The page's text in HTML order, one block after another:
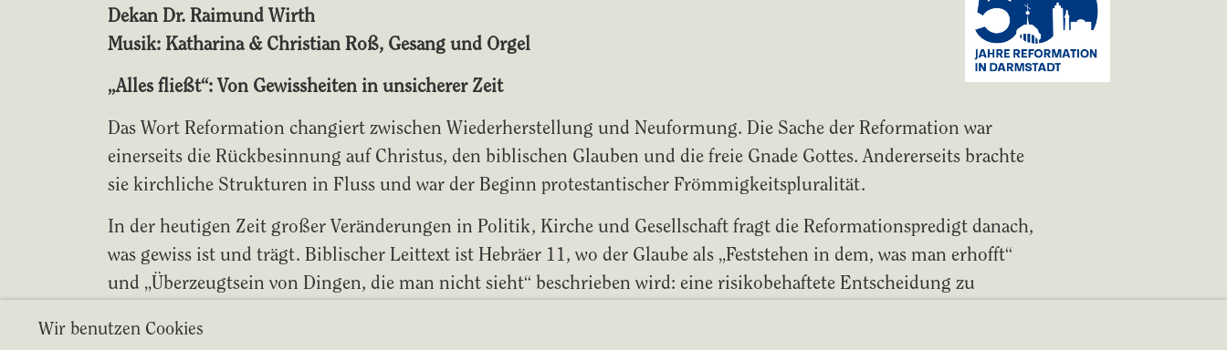
Dekan Dr. Raimund Wirth
Musik: Katharina & Christian Roß, Gesang und Orgel
„Alles fließt“: Von Gewissheiten in unsicherer Zeit
Das Wort Reformation changiert zwischen Wiederherstellung und Neuformung. Die Sache der Reformation war
einerseits die Rückbesinnung auf Christus, den biblischen Glauben und die freie Gnade Gottes. Andererseits brachte
sie kirchliche Strukturen in Fluss und war der Beginn protestantischer Frömmigkeitspluralität.
In der heutigen Zeit großer Veränderungen in Politik, Kirche und Gesellschaft fragt die Reformationspredigt danach,
was gewiss ist und trägt. Biblischer Leittext ist Hebräer 11, wo der Glaube als „Feststehen in dem, was man erhofft“
und „Überzeugtsein von Dingen, die man nicht sieht“ beschrieben wird: eine risikobehaftete Entscheidung zu
Wir benutzen Cookies